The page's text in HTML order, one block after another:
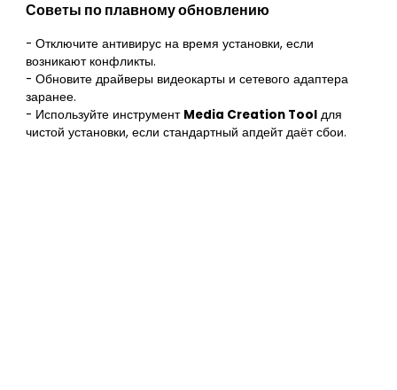
Советы по плавному обновлению
- Отключите антивирус на время установки, если
возникают конфликты.
- Обновите драйверы видеокарты и сетевого адаптера
заранее.
- Используйте инструмент Media Creation Tool для
чистой установки, если стандартный апдейт даёт сбои.